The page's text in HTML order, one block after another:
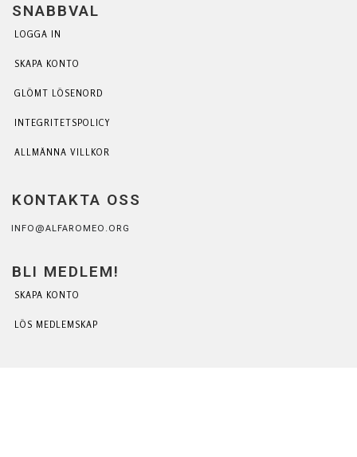
SNABBVAL
LOGGA IN
SKAPA KONTO
GLÖMT LÖSENORD
INTEGRITETSPOLICY
ALLMÄNNA VILLKOR
KONTAKTA OSS
INFO@ALFAROMEO.ORG
BLI MEDLEM!
SKAPA KONTO
LÖS MEDLEMSKAP